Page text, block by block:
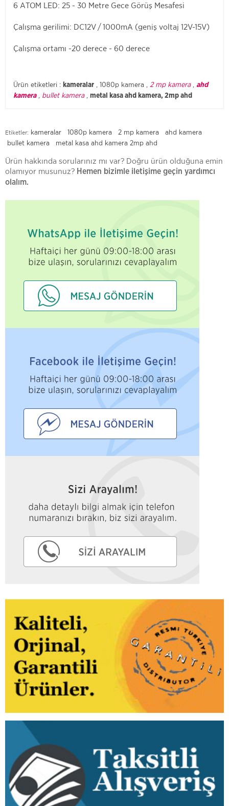
6 ATOM LED: 25 - 30 Metre Gece Görüş Mesafesi
Çalışma gerilimi: DC12V / 1000mA (geniş voltaj 12V-15V)
Çalışma ortamı -20 derece - 60 derece
Ürün etiketleri : kameralar , 1080p kamera , 2 mp kamera, ahd
kamera, bullet kamera, metal kasa ahd kamera, 2mp ahd
Etiketler: kameralar 1080p kamera 2 mp kamera
ahd kamera
bullet kamera
metal kasa ahd kamera 2mp ahd
Ürün hakkında sorularınız mı var? Doğru ürün olduğuna emin
olamıyor musunuz? Hemen bizimle iletişime geçin yardımcı
olalım.